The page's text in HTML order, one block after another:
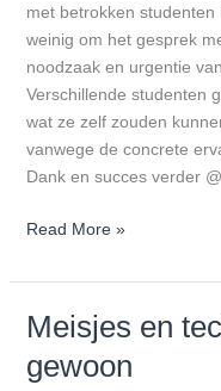
met betrokken
weinig om het gesprek
noodzaak en urgentie
Verschillende studenten
wat ze zelf zouden
vanwege de concrete
Dank en succes verder
Read More »
Meisjes en
gewoon
Meisjes
techniek: